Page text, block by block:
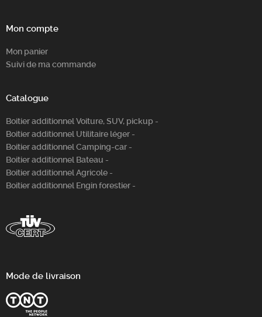
Mon compte
Mon panier
Suivi de ma commande
Catalogue
Boitier additionnel Voiture, SUV, pickup -
Boitier additionnel Utilitaire léger -
Boitier additionnel Camping-car -
Boitier additionnel Bateau -
Boitier additionnel Agricole -
Boitier additionnel Engin forestier -
Mode de livraison